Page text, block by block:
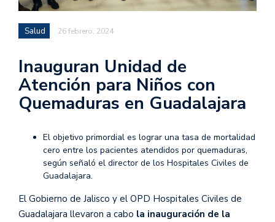
Salud 26 febrero, 2024
Inauguran Unidad de
Atención para Niños con
Quemaduras en Guadalajara
El objetivo primordial es lograr una tasa de mortalidad
cero entre los pacientes atendidos por quemaduras,
según señaló el director de los Hospitales Civiles de
Guadalajara.
El Gobierno de Jalisco y el OPD Hospitales Civiles de
Guadalajara llevaron a cabo la inauguración de la